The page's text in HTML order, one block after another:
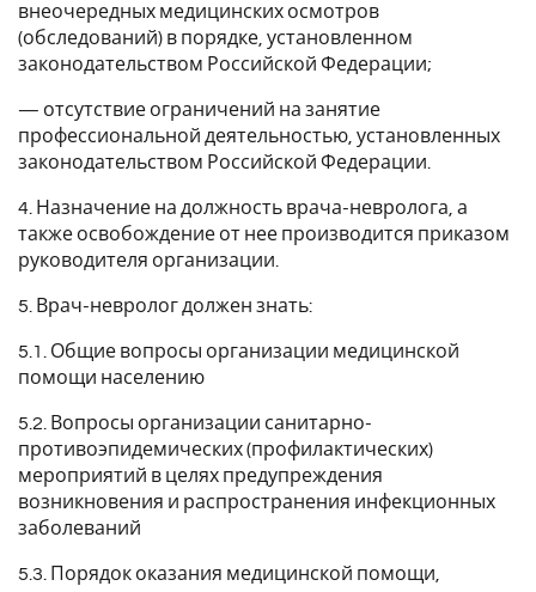
внеочередных медицинских осмотров
(обследований) в порядке, установленном
законодательством Российской Федерации;
— отсутствие ограничений на занятие
профессиональной деятельностью, установленных
законодательством Российской Федерации.
4. Назначение на должность врача-невролога, а
также освобождение от нее производится приказом
руководителя организации.
5. Врач-невролог должен знать:
5.1. Общие вопросы организации медицинской
помощи населению
5.2. Вопросы организации санитарно-
противоэпидемических (профилактических)
мероприятий в целях предупреждения
возникновения и распространения инфекционных
заболеваний
5.3. Порядок оказания медицинской помощи,